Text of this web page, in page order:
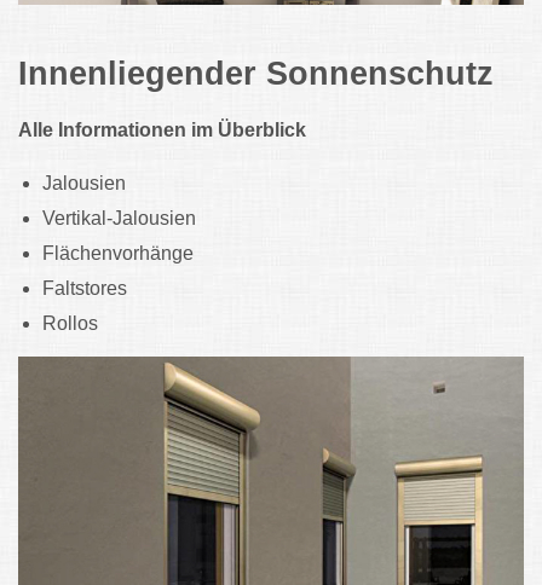
Innenliegender Sonnenschutz
Alle Informationen im Überblick
Jalousien
Vertikal-Jalousien
Flächenvorhänge
Faltstores
Rollos